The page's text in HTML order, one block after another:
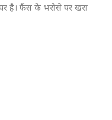
पर है। फैंस के भरोसे पर खरा